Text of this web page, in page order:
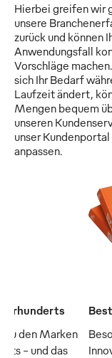
Hierbei greifen wir
unsere
zurück und können
Anwendungsfall
Vorschläge
sich Ihr Bedarf
Laufzeit ändert,
Mengen bequem
unseren
unser Kundenportal
anpassen.
den Marken
– und das